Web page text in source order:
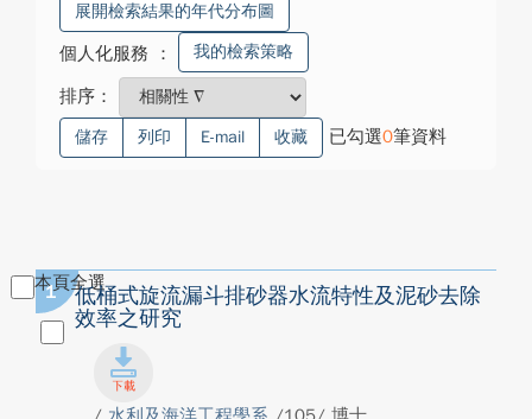
展開檢索結果的年代分布圖
個人化服務 ： 我的檢索策略
排序：
儲存 列印 E-mail 收藏 已勾選0筆資料
本頁全選
1
低桶式旋流漏斗排砂器水流特性及泥砂去除
效率之研究